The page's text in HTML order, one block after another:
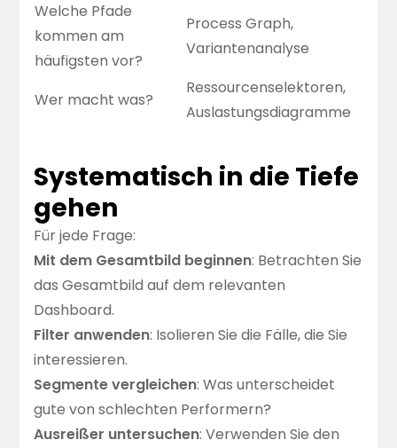
Welche Pfade
kommen am
häufigsten vor?
Process Graph,
Variantenanalyse
Wer macht was?
Ressourcenselektoren,
Auslastungsdiagramme
Systematisch in die Tiefe
gehen
Für jede Frage:
Mit dem Gesamtbild beginnen: Betrachten Sie
das Gesamtbild auf dem relevanten
Dashboard.
Filter anwenden: Isolieren Sie die Fälle, die Sie
interessieren.
Segmente vergleichen: Was unterscheidet
gute von schlechten Performern?
Ausreißer untersuchen: Verwenden Sie den